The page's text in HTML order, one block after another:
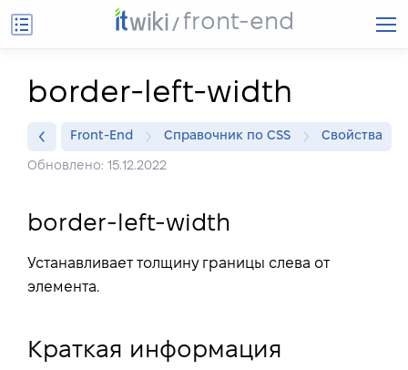
front-end
border-left-width
Front-End Справочник по CSS Свойства
Обновлено: 15.12.2022
border-left-width
Устанавливает толщину границы слева от
элемента.
Краткая информация